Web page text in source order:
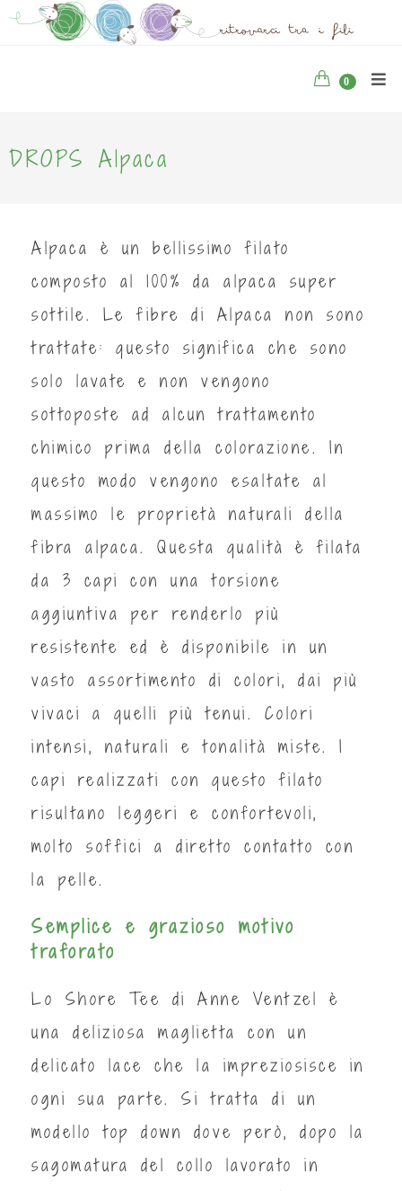
0
DROPS Alpaca
Alpaca è un bellissimo filato
composto al 100% da alpaca super
sottile. Le fibre di Alpaca non sono
trattate: questo significa che sono
solo lavate e non vengono
sottoposte ad alcun trattamento
chimico prima della colorazione. In
questo modo vengono esaltate al
massimo le proprietà naturali della
fibra alpaca. Questa qualità è filata
da 3 capi con una torsione
aggiuntiva per renderlo più
resistente ed è disponibile in un
vasto assortimento di colori, dai più
vivaci a quelli più tenui. Colori
intensi, naturali e tonalità miste. I
capi realizzati con questo filato
risultano leggeri e confortevoli,
molto soffici a diretto contatto con
la pelle.
Semplice e grazioso motivo
traforato
Lo Shore Tee di Anne Ventzel è
una deliziosa maglietta con un
delicato lace che la impreziosisce in
ogni sua parte. Si tratta di un
modello top down dove però, dopo la
sagomatura del collo lavorato in